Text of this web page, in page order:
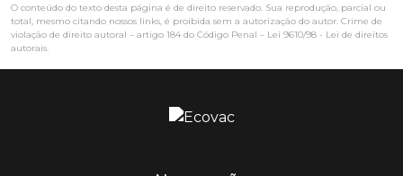
O conteúdo do texto desta página é de direito reservado. Sua reprodução, parcial ou
total, mesmo citando nossos links, é proibida sem a autorização do autor. Crime de
violação de direito autoral – artigo 184 do Código Penal – Lei 9610/98 - Lei de direitos
autorais.